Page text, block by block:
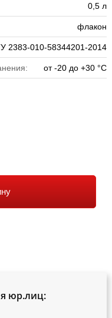
0,5 л
флакон
2383-010-58344201-2014
от -20 до +30 °C
юр.лиц: